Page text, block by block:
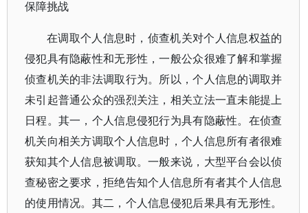
保障挑战
在调取个人信息时，侦查机关对个人信息权益的
侵犯具有隐蔽性和无形性，一般公众很难了解和掌握
侦查机关的非法调取行为。所以，个人信息的调取并
未引起普通公众的强烈关注，相关立法一直未能提上
日程。其一，个人信息侵犯行为具有隐蔽性。在侦查
机关向相关方调取个人信息时，个人信息所有者很难
获知其个人信息被调取。一般来说，大型平台会以侦
查秘密之要求，拒绝告知个人信息所有者其个人信息
的使用情况。其二，个人信息侵犯后果具有无形性。